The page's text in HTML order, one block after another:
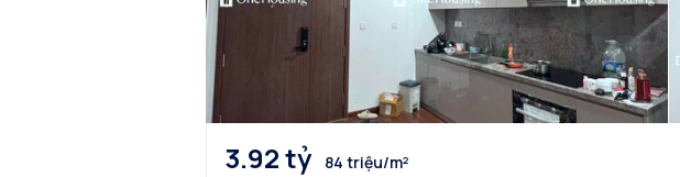
3.92 tỷ
84 triệu/m²